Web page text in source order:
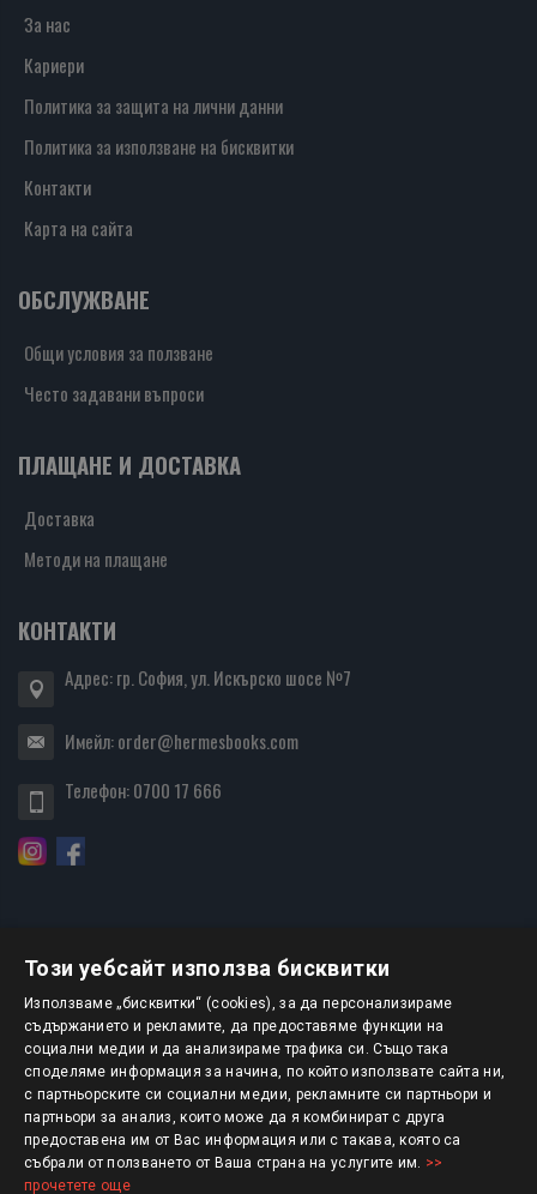
За нас
Кариери
Политика за защита на лични данни
Политика за използване на бисквитки
Контакти
Карта на сайта
ОБСЛУЖВАНЕ
Общи условия за ползване
Често задавани въпроси
ПЛАЩАНЕ И ДОСТАВКА
Доставка
Методи на плащане
КОНТАКТИ
Адрес: гр. София, ул. Искърско шосе №7
Имейл:order@hermesbooks.com
Телефон:0700 17 666
БЮЛЕТИН
АБОНИРАНЕ
Авторско право © 2025 HERMESBOOKS.BG
Този уебсайт използва бисквитки
Използваме „бисквитки“ (cookies), за да персонализираме
съдържанието и рекламите, да предоставяме функции на
социални медии и да анализираме трафика си. Също така
споделяме информация за начина, по който използвате сайта ни,
с партньорските си социални медии, рекламните си партньори и
партньори за анализ, които може да я комбинират с друга
предоставена им от Вас информация или с такава, която са
събрали от ползването от Ваша страна на услугите им. >>
прочетете още